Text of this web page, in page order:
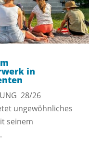
in
28/26
ungewöhnliches
seinem